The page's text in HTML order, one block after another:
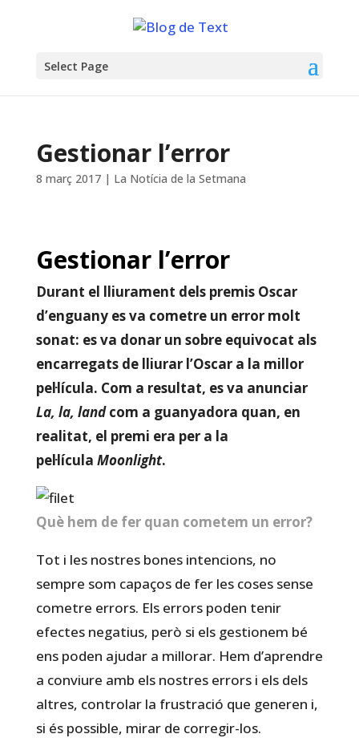
Select Page
Gestionar l’error
8 març 2017| La Notícia de la Setmana
Gestionar l’error
Durant el lliurament dels premis Oscar
d’enguany es va cometre un error molt
sonat: es va donar un sobre equivocat als
encarregats de lliurar l’Oscar a la millor
pel·lícula. Com a resultat, es va anunciar
La, la, landcom a guanyadora quan, en
realitat, el premi era per a la
pel·lícula Moonlight.
Què hem de fer quan cometem un error?
Tot i les nostres bones intencions, no
sempre som capaços de fer les coses sense
cometre errors. Els errors poden tenir
efectes negatius, però si els gestionem bé
ens poden ajudar a millorar. Hem d’aprendre
a conviure amb els nostres errors i els dels
altres, controlar la frustració que generen i,
si és possible, mirar de corregir-los.